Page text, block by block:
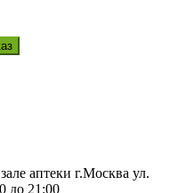
аптеки г.Москва ул.
до 21:00